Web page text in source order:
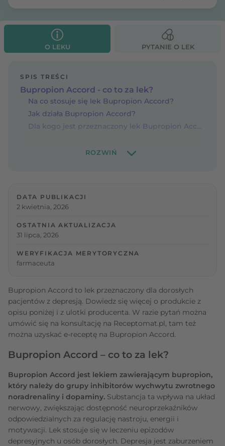
O LEKU PYTANIE O LEK
SPIS TREŚCI
Bupropion Accord - co to za lek?
Na co stosuje się lek Bupropion Accord?
Jak działa Bupropion Accord?
Dla kogo jest przeznaczony lek Bupropion Accord?
DATA PUBLIKACJI
2 kwietnia, 2026
OSTATNIA AKTUALIZACJA
31 lipca, 2026
WERYFIKACJA MERYTORYCZNA
farmaceuta
Bupropion Accord to lek przeznaczony dla dorosłych
pacjentów z depresją. Dowiedz się więcej o produkcie z
opisu poniżej i z ulotki producenta. W razie pytań można
umówić się na konsultację na Receptomat.pl, tam też
można uzyskać e-receptę na Bupropion Accord.
Bupropion Accord – co to za lek?
Bupropion Accord jest lekiem zawierającym bupropion,
który należy do grupy inhibitorów wychwytu zwrotnego
noradrenaliny i dopaminy. Substancja ta wpływa na układ
nerwowy, zwiększając dostępność neuroprzekaźników
odpowiedzialnych za regulację nastroju, energii i
motywacji. Lek stosuje się w leczeniu epizodów
depresyjnych u osób dorosłych. Depresja jest zaburzeniem